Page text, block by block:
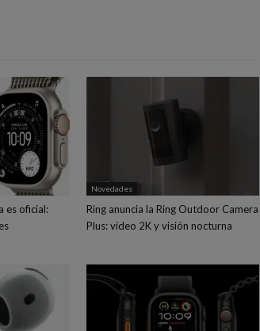
es oficial:
Novedades
Ring anuncia la Ring Outdoor Camera
Plus: vídeo 2K y visión nocturna